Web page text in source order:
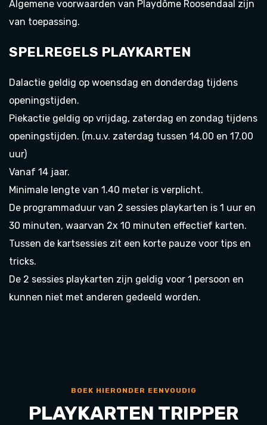
Algemene voorwaarden van Playdôme Roosendaal zijn
van toepassing.
SPELREGELS PLAYKARTEN
Dalactie geldig op woensdag en donderdag tijdens
openingstijden.
Piekactie geldig op vrijdag, zaterdag en zondag tijdens
openingstijden. (m.u.v. zaterdag tussen 14.00 en 17.00
uur)
Vanaf 14 jaar.
Minimale lengte van 1.40 meter is verplicht.
De programmaduur van 2 sessies playkarten is 1 uur en
30 minuten, waarvan 2x 10 minuten effectief karten.
Tussen de kartsessies zit een korte pauze voor tips en
tricks.
De 2 sessies playkarten zijn geldig voor 1 persoon en
kunnen niet met anderen gedeeld worden.
BOEK HIERONDER EENVOUDIG
PLAYKARTEN TRIPPER